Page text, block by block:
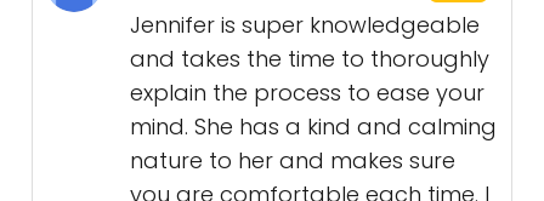
Jennifer is super knowledgeable
and takes the time to thoroughly
explain the process to ease your
mind. She has a kind and calming
nature to her and makes sure
you are comfortable each time. I